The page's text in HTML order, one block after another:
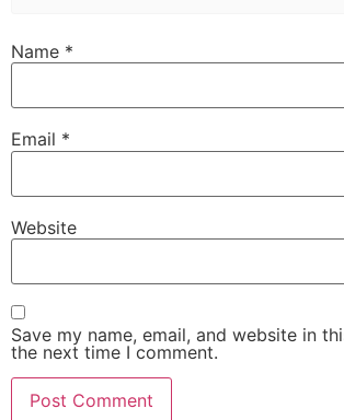
Name *
Email *
Website
Save my name, email, and website in
the next time I comment.